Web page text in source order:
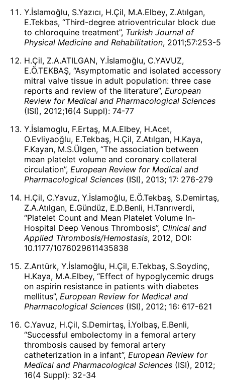
Y.İslamoğlu, S.Yazıcı, H.Çil, M.A.Elbey, Z.Atılgan,
E.Tekbas, “Third-degree atrioventricular block due
to chloroquine treatment”, Turkish Journal of
Physical Medicine and Rehabilitation, 2011;57:253-5
H.Çil, Z.A.ATILGAN, Y.İslamoğlu, C.YAVUZ,
E.Ö.TEKBAŞ, “Asymptomatic and isolated accessory
mitral valve tissue in adult population: three case
reports and review of the literature”, European
Review for Medical and Pharmacological Sciences
(ISI), 2012;16(4 Suppl): 74-77
Y.İslamoglu, F.Ertaş, M.A.Elbey, H.Acet,
O.Evliyaoğlu, E.Tekbaş, H.Çil, Z.Atılgan, H.Kaya,
F.Kayan, M.S.Ülgen, “The association between
mean platelet volume and coronary collateral
circulation”, European Review for Medical and
Pharmacological Sciences (ISI), 2013; 17: 276-279
H.Çil, C.Yavuz, Y.İslamoğlu, E.Ö.Tekbaş, S.Demirtaş,
Z.A.Atılgan, E.Gündüz, E.D.Benli, H.Tanrıverdi,
“Platelet Count and Mean Platelet Volume In-
Hospital Deep Venous Thrombosis”, Clinical and
Applied Thrombosis/Hemostasis, 2012, DOI:
10.1177/1076029611435838
Z.Arıtürk, Y.İslamoğlu, H.Çil, E.Tekbaş, S.Soydinç,
H.Kaya, M.A.Elbey, “Effect of hypoglycemic drugs
on aspirin resistance in patients with diabetes
mellitus”, European Review for Medical and
Pharmacological Sciences (ISI), 2012; 16: 617-621
C.Yavuz, H.Çil, S.Demirtaş, İ.Yolbaş, E.Benli,
“Successful embolectomy in a femoral artery
thrombosis caused by femoral artery
catheterization in a infant”, European Review for
Medical and Pharmacological Sciences (ISI), 2012;
16(4 Suppl): 32-34